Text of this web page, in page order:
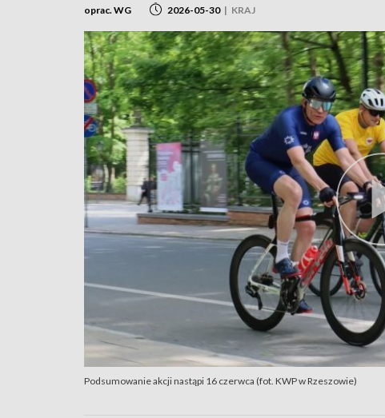
oprac. WG 2026-05-30 | KRAJ
Podsumowanie akcji nastąpi 16 czerwca (fot. KWP w Rzeszowie)